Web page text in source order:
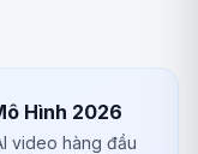
Hình 2026
video hàng đầu